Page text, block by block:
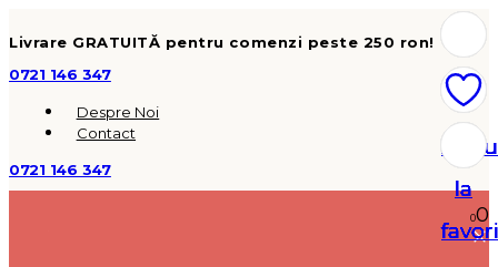
Livrare GRATUITĂ pentru comenzi peste 250 ron!
0721 146 347
Despre Noi
Contact
0721 146 347
00
la
la
la
la
la
la
la